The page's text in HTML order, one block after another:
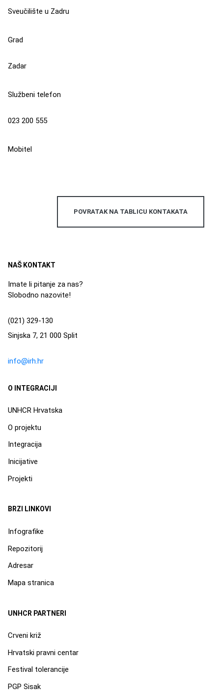
Sveučilište u Zadru
Grad
Zadar
Službeni telefon
023 200 555
Mobitel
POVRATAK NA TABLICU KONTAKATA
NAŠ KONTAKT
Imate li pitanje za nas?
Slobodno nazovite!
(021) 329-130
Sinjska 7, 21 000 Split
info@irh.hr
O INTEGRACIJI
UNHCR Hrvatska
O projektu
Integracija
Inicijative
Projekti
BRZI LINKOVI
Infografike
Repozitorij
Adresar
Mapa stranica
UNHCR PARTNERI
Crveni križ
Hrvatski pravni centar
Festival tolerancije
PGP Sisak